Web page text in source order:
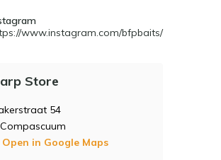
www.instagram.com/bfpbaits/
Store
54
Open in Google Maps